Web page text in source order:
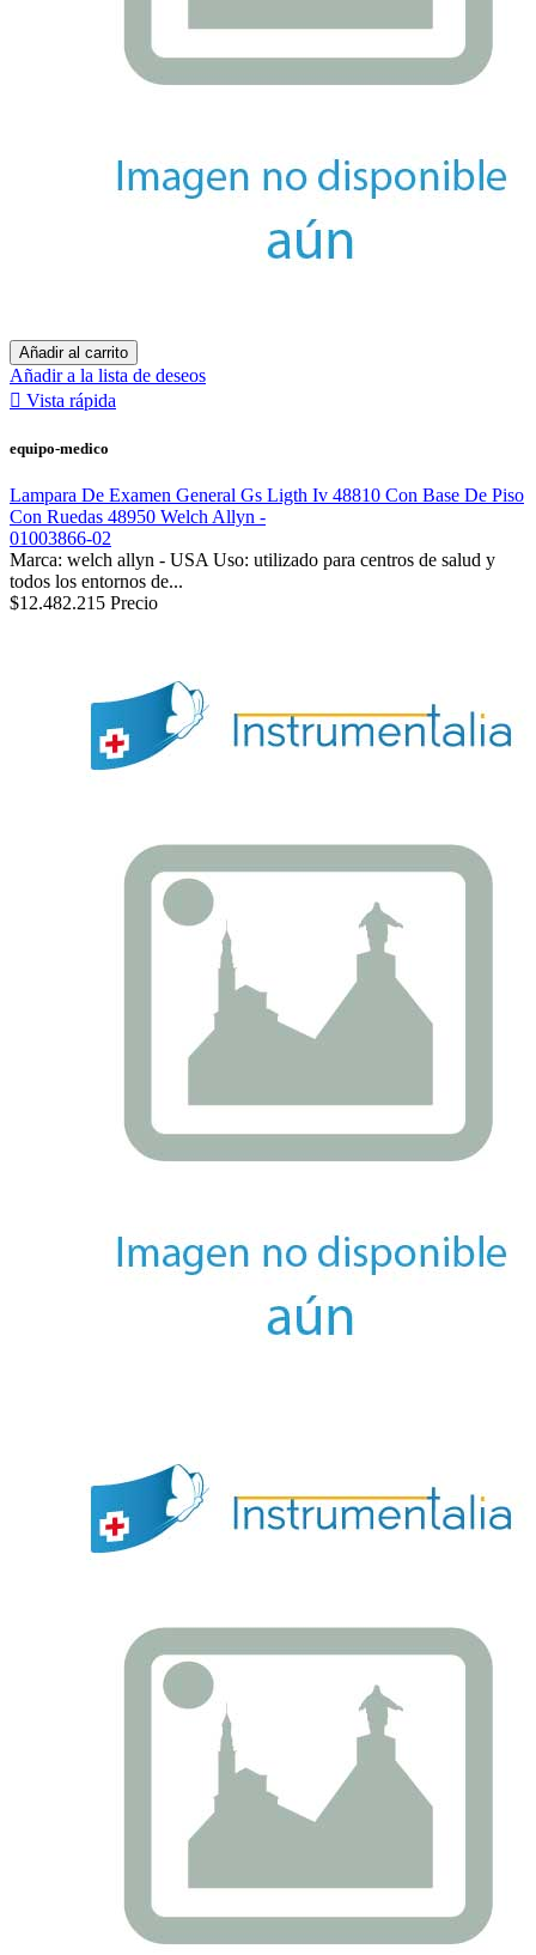
Añadir al carrito
Añadir a la lista de deseos
 Vista rápida
equipo-medico
Lampara De Examen General Gs Ligth Iv 48810 Con Base De Piso
Con Ruedas 48950 Welch Allyn -
01003866-02
Marca: welch allyn - USA Uso: utilizado para centros de salud y
todos los entornos de...
$12.482.215 Precio